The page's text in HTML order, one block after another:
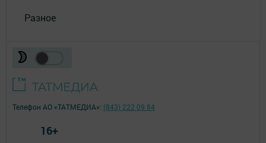
Разное
Телефон АО «ТАТМЕДИА»: (843) 222 09 84
16+